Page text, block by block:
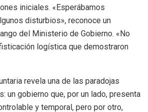
iniciales. «Esperábamos
disturbios», reconoce un
del Ministerio de Gobierno. «No
logística que demostraron
revela una de las paradojas
un gobierno que, por un lado, presenta
y temporal, pero por otro,